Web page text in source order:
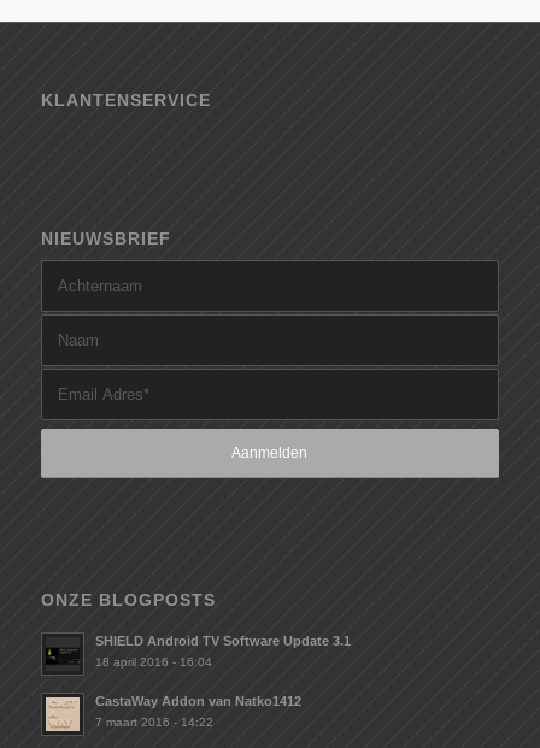
KLANTENSERVICE
NIEUWSBRIEF
ONZE BLOGPOSTS
SHIELD Android TV Software Update 3.1
18 april 2016 - 16:04
CastaWay Addon van Natko1412
7 maart 2016 - 14:22